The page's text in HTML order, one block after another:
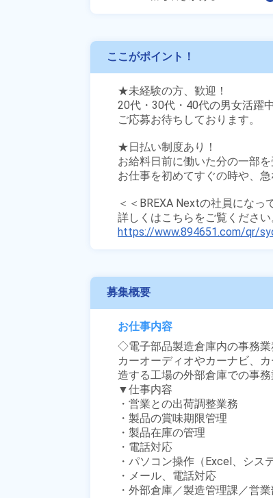
ここがポイント！
★未経験の方、歓迎！
20代・30代・40代の男女活躍中
ご応募お待ちしております。
★日払い制度あり！
お給料日前に働いた分の一部を
お仕事を初めてすぐの時や、
＜＜BREXA Nextの社員にな
https://www.894651.com/qr/
募集概要
お仕事内容
◇電子部品製造倉庫内の事務
カーオーディオやカーナビ、
造する工場の外部倉庫での事務
▼仕事内容
・営業との出荷調整業務
・製品の賞味期限管理
・製品在庫の管理
・電話対応
・パソコン操作（Excel、シス
・メール、電話対応
・外部倉庫／製造管理課／営